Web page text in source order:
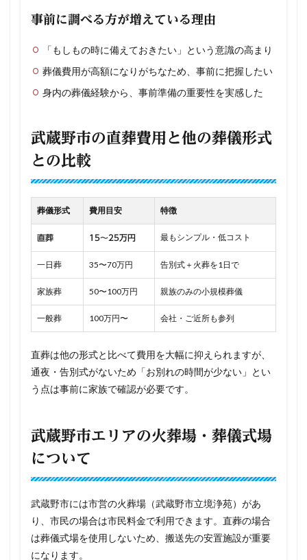
事前に調べる方が増えている理由
「もしもの時に備えておきたい」という意識の高まり
葬儀費用が高額になりがちなため、事前に把握したい
身内の葬儀経験から、事前準備の重要性を実感した
武蔵野市の直葬費用と他の葬儀形式
との比較
葬儀形式 費用目安 特徴
直葬 15〜25万円 最もシンプル・低コスト
一日葬 35〜70万円 告別式＋火葬を1日で
家族葬 50〜100万円 親族のみの小規模葬儀
一般葬 100万円〜 会社・ご近所も参列
直葬は他の形式と比べて費用を大幅に抑えられますが、
通夜・告別式がないため「お別れの時間が少ない」とい
う点は事前に家族で確認が必要です。
武蔵野市エリアの火葬場・葬儀式場
について
武蔵野市には市営の火葬場（武蔵野市立境浄苑）があ
り、市民の場合は市民料金で利用できます。直葬の場合
は葬儀式場を使用しないため、搬送先の安置施設が重要
になります。